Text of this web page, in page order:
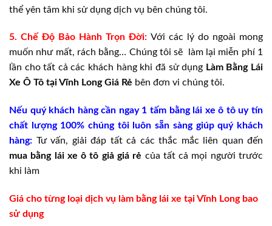
thể yên tâm khi sử dụng dịch vụ bên chúng tôi.
5. Chế Độ Bảo Hành Trọn Đời: Với các lý do ngoài mong
muốn như mất, rách bằng… Chúng tôi sẽ làm lại miễn phí 1
lần cho tất cả các khách hàng khi đã sử dụng Làm Bằng Lái
Xe Ô Tô tại Vĩnh Long Giá Rẻ bên đơn vi chúng tôi.
Nếu quý khách hàng cần ngay 1 tấm bằng lái xe ô tô uy tín
chất lượng 100% chúng tôi luôn sẵn sàng giúp quý khách
hàng: Tư vấn, giải đáp tất cả các thắc mắc liên quan đến
mua bằng lái xe ô tô giả giá rẻ của tất cả mọi người trước
khi làm
Giá cho từng loại dịch vụ làm bằng lái xe tại Vĩnh Long bao
sử dụng